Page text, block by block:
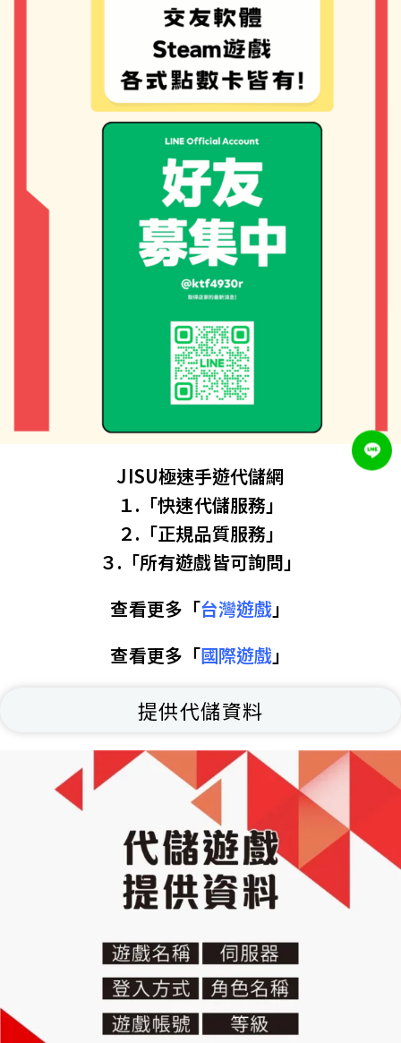
JISU極速手遊代儲網
１.「快速代儲服務」
２.「正規品質服務」
３.「所有遊戲皆可詢問」
查看更多「台灣遊戲」
查看更多「國際遊戲」
提供代儲資料